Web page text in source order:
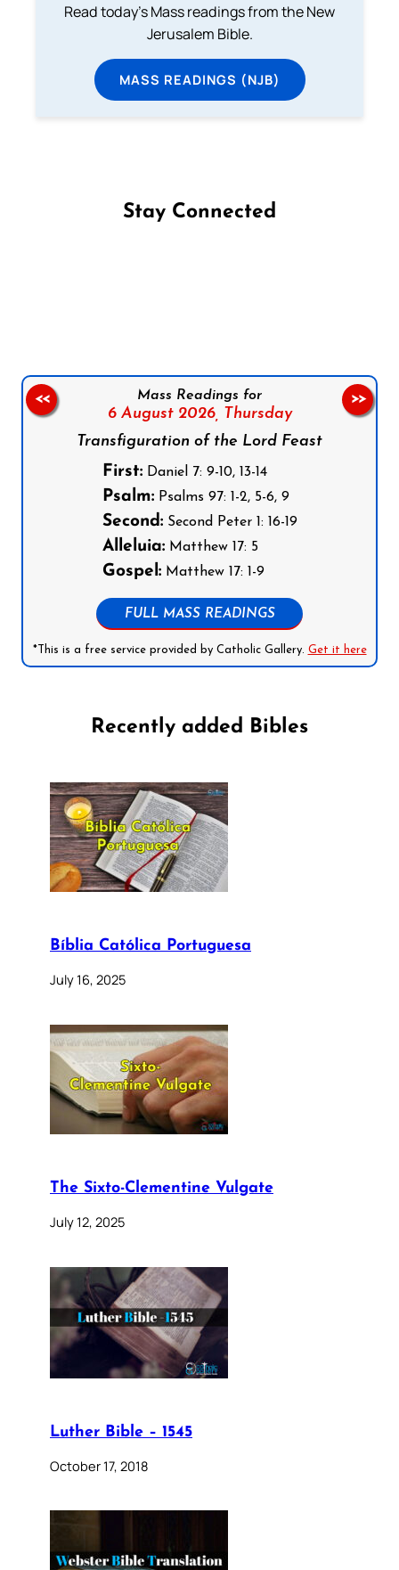
Read today's Mass readings from the New
Jerusalem Bible.
MASS READINGS (NJB)
Stay Connected
Mass Readings for
6 August 2026, Thursday
Transfiguration of the Lord Feast
First:Daniel 7: 9-10, 13-14
Psalm:Psalms 97: 1-2, 5-6, 9
Second:Second Peter 1: 16-19
Alleluia:Matthew 17: 5
Gospel:Matthew 17: 1-9
FULL MASS READINGS
*This is a free service provided by Catholic Gallery. Get it here
<< >>
Recently added Bibles
Bíblia Católica Portuguesa
July 16, 2025
The Sixto-Clementine Vulgate
July 12, 2025
Luther Bible – 1545
October 17, 2018